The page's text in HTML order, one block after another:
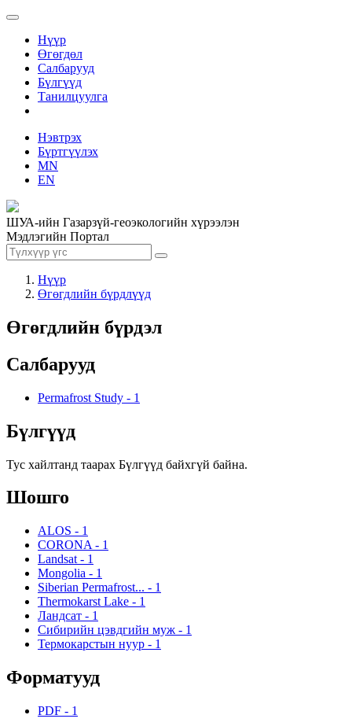
Нүүр
Өгөгдөл
Салбарууд
Бүлгүүд
Танилцуулга
Нэвтрэх
Бүртгүүлэх
MN
EN
ШУА-ийн Газарзүй-геоэкологийн хүрээлэн
Мэдлэгийн Портал
Нүүр
Өгөгдлийн бүрдлүүд
Өгөгдлийн бүрдэл
Салбарууд
Permafrost Study - 1
Бүлгүүд
Тус хайлтанд таарах Бүлгүүд байхгүй байна.
Шошго
ALOS - 1
CORONA - 1
Landsat - 1
Mongolia - 1
Siberian Permafrost... - 1
Thermokarst Lake - 1
Ландсат - 1
Сибирийн цэвдгийн муж - 1
Термокарстын нуур - 1
Форматууд
PDF - 1